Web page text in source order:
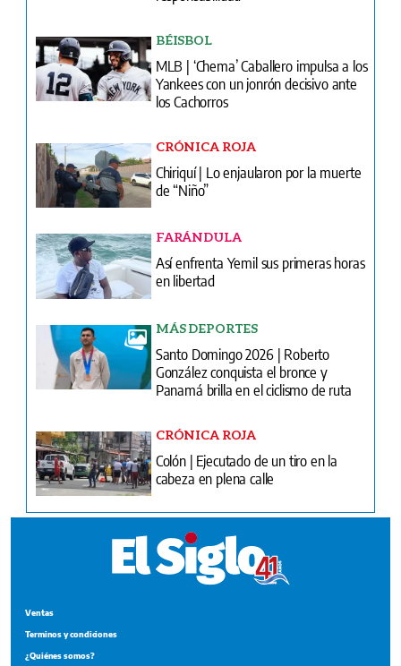
BÉISBOL
MLB | ‘Chema’ Caballero impulsa a los
Yankees con un jonrón decisivo ante
los Cachorros
CRÓNICA ROJA
Chiriquí | Lo enjaularon por la muerte
de “Niño”
FARÁNDULA
Así enfrenta Yemil sus primeras horas
en libertad
MÁS DEPORTES
Santo Domingo 2026 | Roberto
González conquista el bronce y
Panamá brilla en el ciclismo de ruta
CRÓNICA ROJA
Colón | Ejecutado de un tiro en la
cabeza en plena calle
Ventas
Terminos y condiciones
¿Quiénes somos?